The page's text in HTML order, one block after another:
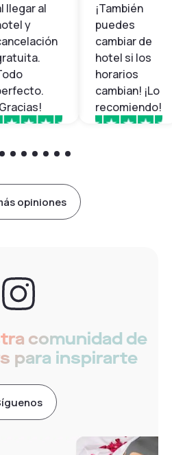
llegar al
y
¡También
puedes
cambiar de
hotel si los
horarios
cambian! ¡Lo
recomiendo!
opiniones
comunidad de
para inspirarte